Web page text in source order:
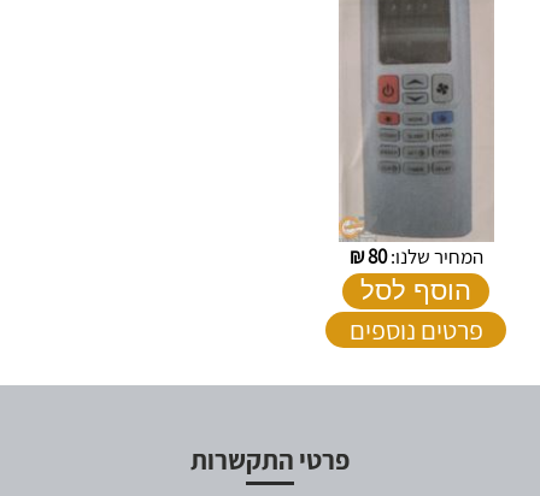
המחיר שלנו:80
₪
הוסף לסל
פרטים נוספים
פרטי התקשרות